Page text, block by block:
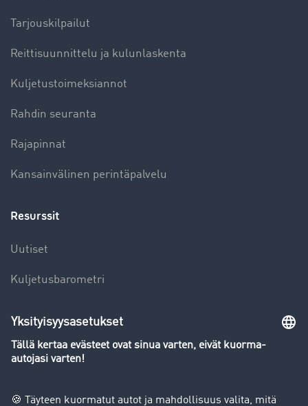
Tarjouskilpailut
Reittisuunnittelu ja kulunlaskenta
Kuljetustoimeksiannot
Rahdin seuranta
Rajapinnat
Kansainvälinen perintäpalvelu
Resurssit
Uutiset
Kuljetusbarometri
Yleiskatsaus rahtipörssiin